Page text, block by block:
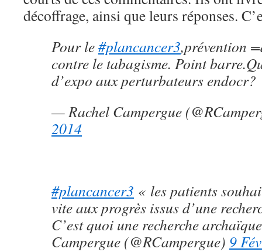
décoffrage, ainsi que leurs réponses.
Pour le#plancancer3,prévention
contre le tabagisme. Point
d’expo aux perturbateurs endocr?
— Rachel Campergue
2014
#plancancer3 « les patients
vite aux progrès issus d’une
C’est quoi une recherche
Campergue (@RCampergue) 9